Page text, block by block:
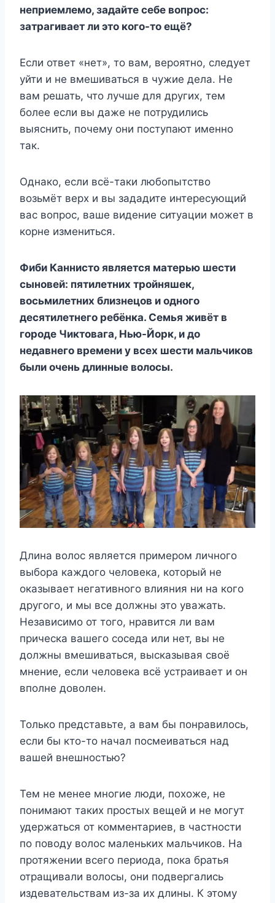
неприемлемо, задайте себе вопрос:
затрагивает ли это кого-то ещё?
Если ответ «нет», то вам, вероятно, следует
уйти и не вмешиваться в чужие дела. Не
вам решать, что лучше для других, тем
более если вы даже не потрудились
выяснить, почему они поступают именно
так.
Однако, если всё-таки любопытство
возьмёт верх и вы зададите интересующий
вас вопрос, ваше видение ситуации может в
корне измениться.
Фиби Каннисто является матерью шести
сыновей: пятилетних тройняшек,
восьмилетних близнецов и одного
десятилетнего ребёнка. Семья живёт в
городе Чиктовага, Нью-Йорк, и до
недавнего времени у всех шести мальчиков
были очень длинные волосы.
Длина волос является примером личного
выбора каждого человека, который не
оказывает негативного влияния ни на кого
другого, и мы все должны это уважать.
Независимо от того, нравится ли вам
прическа вашего соседа или нет, вы не
должны вмешиваться, высказывая своё
мнение, если человека всё устраивает и он
вполне доволен.
Только представьте, а вам бы понравилось,
если бы кто-то начал посмеиваться над
вашей внешностью?
Тем не менее многие люди, похоже, не
понимают таких простых вещей и не могут
удержаться от комментариев, в частности
по поводу волос маленьких мальчиков. На
протяжении всего периода, пока братья
отращивали волосы, они подвергались
издевательствам из-за их длины. К этому